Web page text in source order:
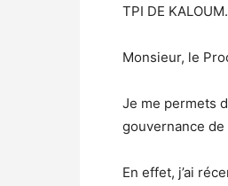
TPI DE KALOUM.
Monsieur, le
Je me permets
gouvernance
En effet, j’ai